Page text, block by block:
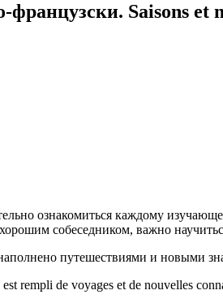
Saisons et
ознакомиться каждому
собеседником, важно
путешествиями и новыми
rempli de voyages et de nouvelles